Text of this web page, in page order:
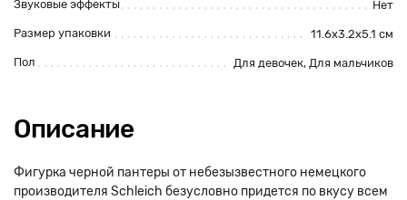
Звуковые эффекты Нет
Размер упаковки 11.6x3.2x5.1 см
Пол Для девочек, Для мальчиков
Описание
Фигурка черной пантеры от небезызвестного немецкого
производителя Schleich безусловно придется по вкусу всем